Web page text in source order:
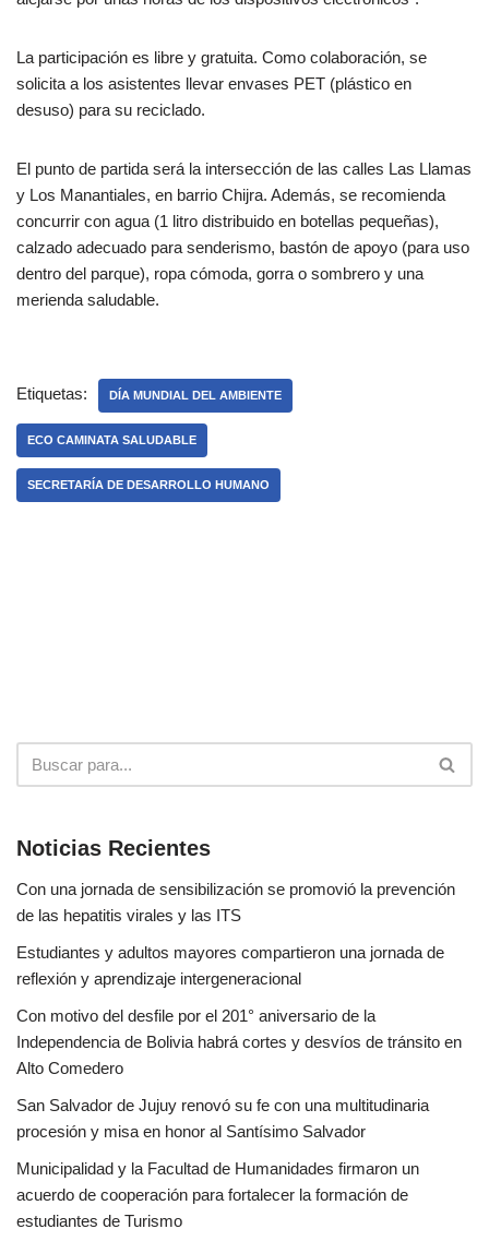
La participación es libre y gratuita. Como colaboración, se
solicita a los asistentes llevar envases PET (plástico en
desuso) para su reciclado.
El punto de partida será la intersección de las calles Las Llamas
y Los Manantiales, en barrio Chijra. Además, se recomienda
concurrir con agua (1 litro distribuido en botellas pequeñas),
calzado adecuado para senderismo, bastón de apoyo (para uso
dentro del parque), ropa cómoda, gorra o sombrero y una
merienda saludable.
Etiquetas: DÍA MUNDIAL DEL AMBIENTE
ECO CAMINATA SALUDABLE
SECRETARÍA DE DESARROLLO HUMANO
Noticias Recientes
Con una jornada de sensibilización se promovió la prevención
de las hepatitis virales y las ITS
Estudiantes y adultos mayores compartieron una jornada de
reflexión y aprendizaje intergeneracional
Con motivo del desfile por el 201° aniversario de la
Independencia de Bolivia habrá cortes y desvíos de tránsito en
Alto Comedero
San Salvador de Jujuy renovó su fe con una multitudinaria
procesión y misa en honor al Santísimo Salvador
Municipalidad y la Facultad de Humanidades firmaron un
acuerdo de cooperación para fortalecer la formación de
estudiantes de Turismo